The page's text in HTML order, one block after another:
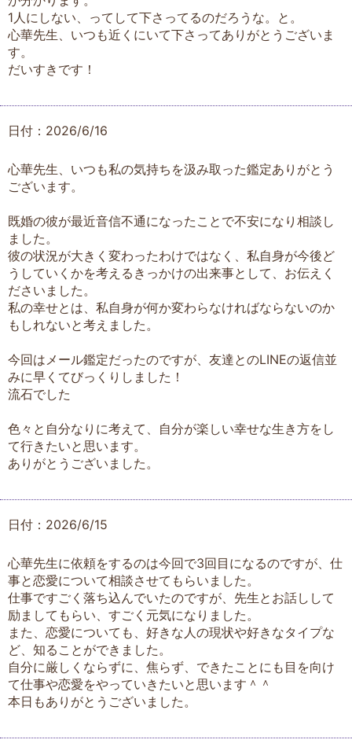
1人にしない、ってして下さってるのだろうな。と。
心華先生、いつも近くにいて下さってありがとうございま
す。
だいすきです！
日付：2026/6/16
心華先生、いつも私の気持ちを汲み取った鑑定ありがとう
ございます。
既婚の彼が最近音信不通になったことで不安になり相談し
ました。
彼の状況が大きく変わったわけではなく、私自身が今後ど
うしていくかを考えるきっかけの出来事として、お伝えく
ださいました。
私の幸せとは、私自身が何か変わらなければならないのか
もしれないと考えました。
今回はメール鑑定だったのですが、友達とのLINEの返信並
みに早くてびっくりしました！
流石でした
色々と自分なりに考えて、自分が楽しい幸せな生き方をし
て行きたいと思います。
ありがとうございました。
日付：2026/6/15
心華先生に依頼をするのは今回で3回目になるのですが、仕
事と恋愛について相談させてもらいました。
仕事ですごく落ち込んでいたのですが、先生とお話しして
励ましてもらい、すごく元気になりました。
また、恋愛についても、好きな人の現状や好きなタイプな
ど、知ることができました。
自分に厳しくならずに、焦らず、できたことにも目を向け
て仕事や恋愛をやっていきたいと思います＾＾
本日もありがとうございました。